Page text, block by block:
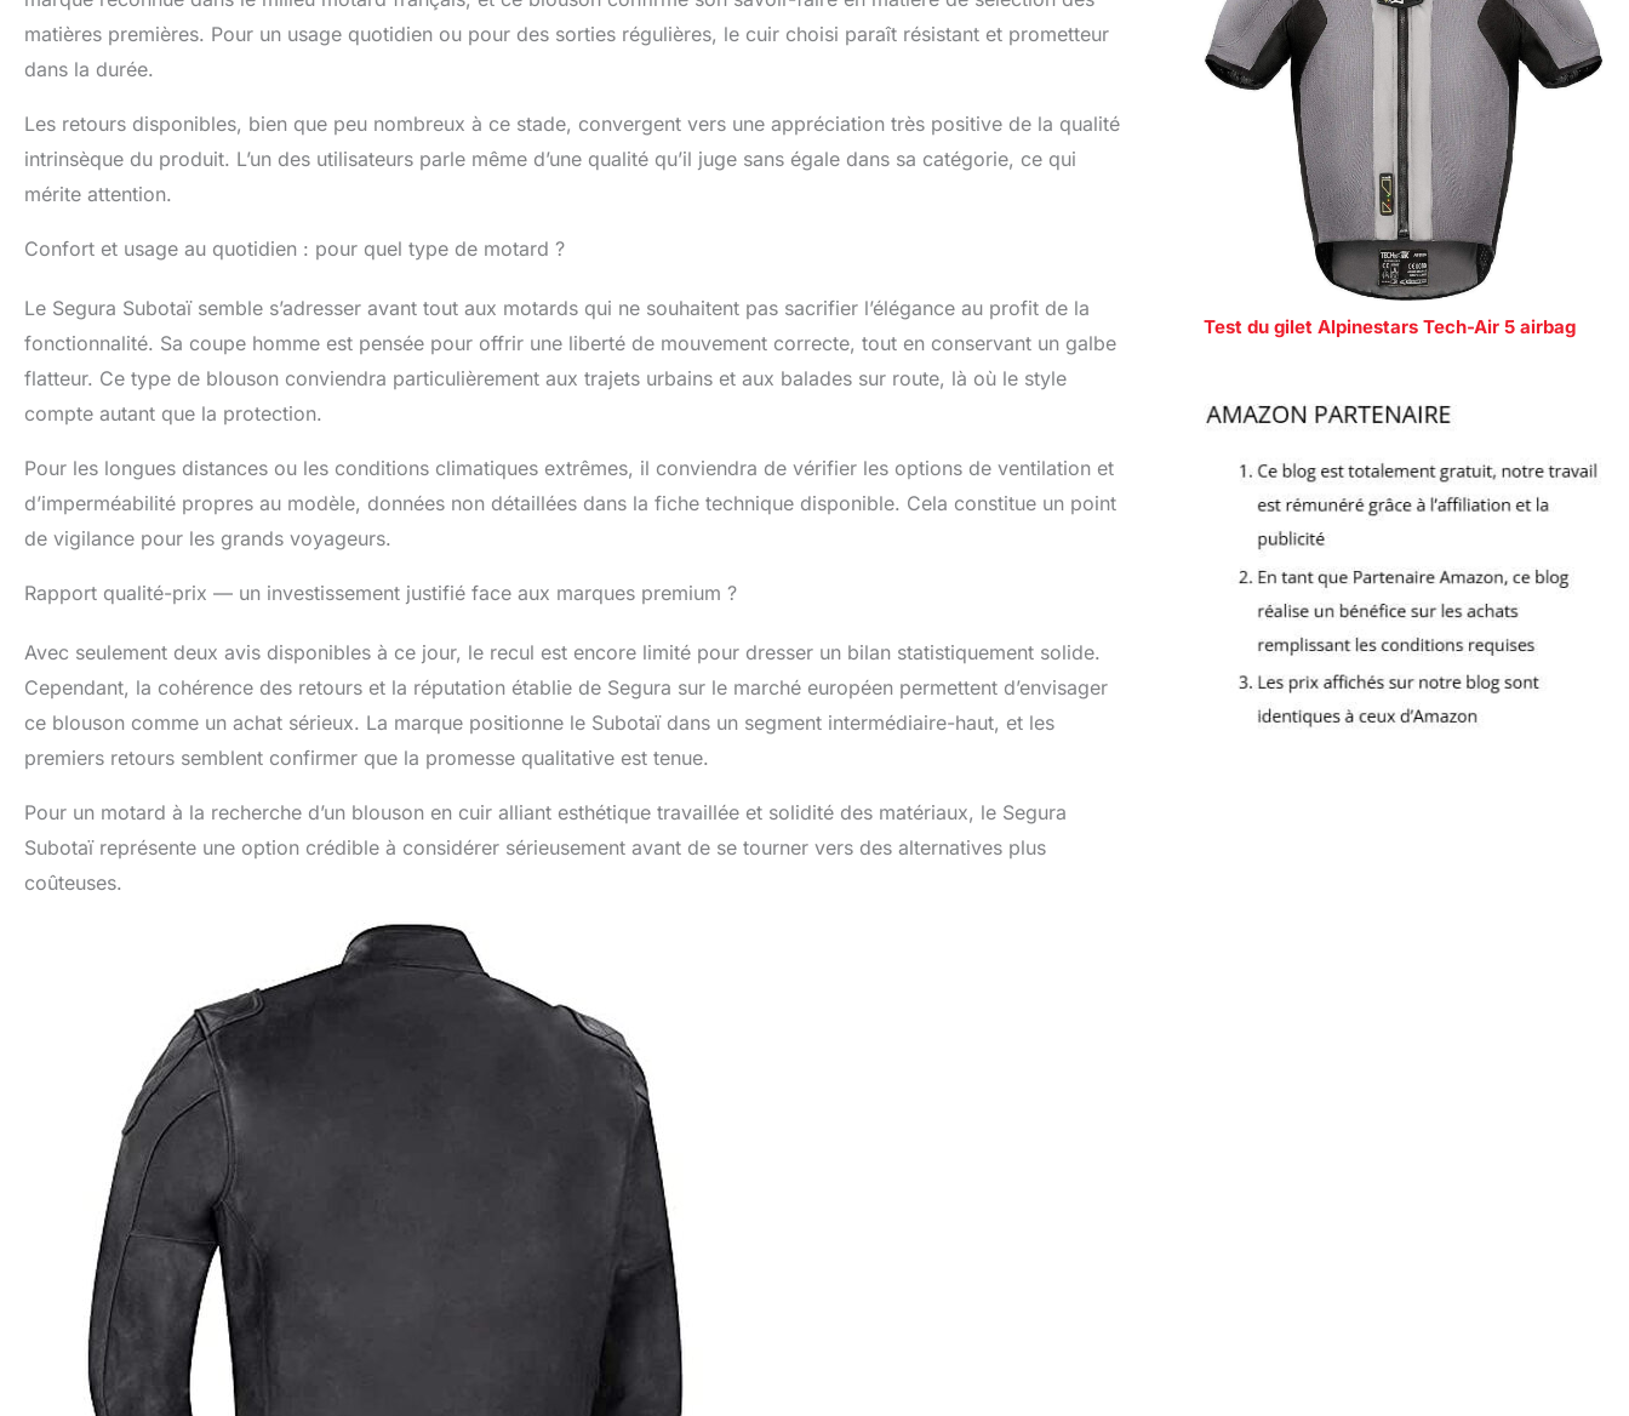
matières premières. Pour un usage quotidien ou pour des sorties régulières, le cuir choisi paraît résistant et prometteur
dans la durée.
Les retours disponibles, bien que peu nombreux à ce stade, convergent vers une appréciation très positive de la qualité
intrinsèque du produit. L’un des utilisateurs parle même d’une qualité qu’il juge sans égale dans sa catégorie, ce qui
mérite attention.
Confort et usage au quotidien : pour quel type de motard ?
Le Segura Subotaï semble s’adresser avant tout aux motards qui ne souhaitent pas sacrifier l’élégance au profit de la
fonctionnalité. Sa coupe homme est pensée pour offrir une liberté de mouvement correcte, tout en conservant un galbe
flatteur. Ce type de blouson conviendra particulièrement aux trajets urbains et aux balades sur route, là où le style
compte autant que la protection.
Pour les longues distances ou les conditions climatiques extrêmes, il conviendra de vérifier les options de ventilation et
d’imperméabilité propres au modèle, données non détaillées dans la fiche technique disponible. Cela constitue un point
de vigilance pour les grands voyageurs.
Rapport qualité-prix — un investissement justifié face aux marques premium ?
Avec seulement deux avis disponibles à ce jour, le recul est encore limité pour dresser un bilan statistiquement solide.
Cependant, la cohérence des retours et la réputation établie de Segura sur le marché européen permettent d’envisager
ce blouson comme un achat sérieux. La marque positionne le Subotaï dans un segment intermédiaire-haut, et les
premiers retours semblent confirmer que la promesse qualitative est tenue.
Pour un motard à la recherche d’un blouson en cuir alliant esthétique travaillée et solidité des matériaux, le Segura
Subotaï représente une option crédible à considérer sérieusement avant de se tourner vers des alternatives plus
coûteuses.
Test du gilet Alpinestars Tech-Air 5 airbag